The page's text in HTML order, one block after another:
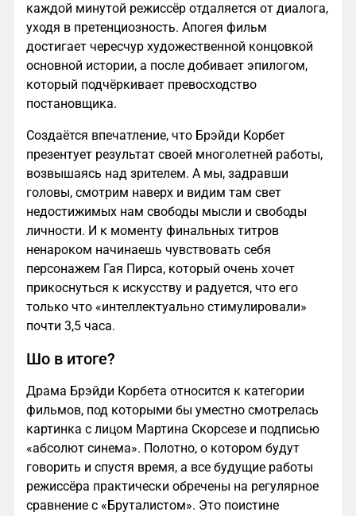
каждой минутой режиссёр отдаляется от диалога,
уходя в претенциозность. Апогея фильм
достигает чересчур художественной концовкой
основной истории, а после добивает эпилогом,
который подчёркивает превосходство
постановщика.
Создаётся впечатление, что Брэйди Корбет
презентует результат своей многолетней работы,
возвышаясь над зрителем. А мы, задравши
головы, смотрим наверх и видим там свет
недостижимых нам свободы мысли и свободы
личности. И к моменту финальных титров
ненароком начинаешь чувствовать себя
персонажем Гая Пирса, который очень хочет
прикоснуться к искусству и радуется, что его
только что «интеллектуально стимулировали»
почти 3,5 часа.
Шо в итоге?
Драма Брэйди Корбета относится к категории
фильмов, под которыми бы уместно смотрелась
картинка с лицом Мартина Скорсезе и подписью
«абсолют синема». Полотно, о котором будут
говорить и спустя время, а все будущие работы
режиссёра практически обречены на регулярное
сравнение с «Бруталистом». Это поистине